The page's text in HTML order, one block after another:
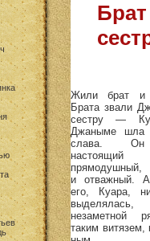
Жили брат и
Брата звали
сестру —
Джаныме шла
слава.
настоящий
и отважный.
его, Куара,
незаметной
таким витязем,